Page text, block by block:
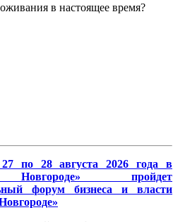
в настоящее время?
по 28 августа 2026 года в
пройдет
форум бизнеса и власти